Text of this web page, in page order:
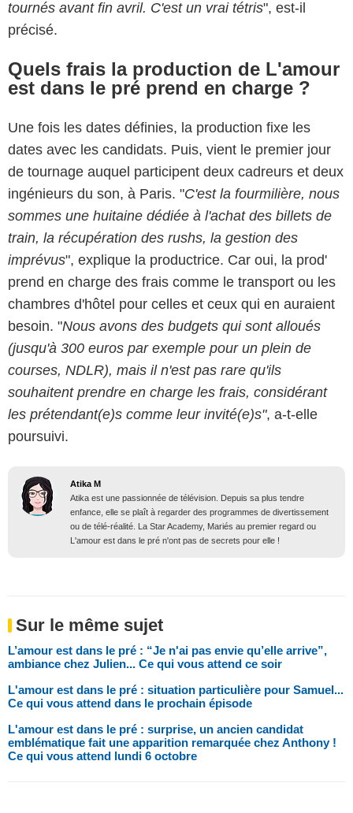
tournés avant fin avril. C'est un vrai tétris", est-il
précisé.
Quels frais la production de L'amour
est dans le pré prend en charge ?
Une fois les dates définies, la production fixe les
dates avec les candidats. Puis, vient le premier jour
de tournage auquel participent deux cadreurs et deux
ingénieurs du son, à Paris. "C'est la fourmilière, nous
sommes une huitaine dédiée à l'achat des billets de
train, la récupération des rushs, la gestion des
imprévus", explique la productrice. Car oui, la prod'
prend en charge des frais comme le transport ou les
chambres d'hôtel pour celles et ceux qui en auraient
besoin. "Nous avons des budgets qui sont alloués
(jusqu'à 300 euros par exemple pour un plein de
courses, NDLR), mais il n'est pas rare qu'ils
souhaitent prendre en charge les frais, considérant
les prétendant(e)s comme leur invité(e)s", a-t-elle
poursuivi.
Atika M
Atika est une passionnée de télévision. Depuis sa plus tendre
enfance, elle se plaît à regarder des programmes de divertissement
ou de télé-réalité. La Star Academy, Mariés au premier regard ou
L'amour est dans le pré n'ont pas de secrets pour elle !
Sur le même sujet
L’amour est dans le pré : “Je n'ai pas envie qu’elle arrive”,
ambiance chez Julien... Ce qui vous attend ce soir
L'amour est dans le pré : situation particulière pour Samuel...
Ce qui vous attend dans le prochain épisode
L'amour est dans le pré : surprise, un ancien candidat
emblématique fait une apparition remarquée chez Anthony !
Ce qui vous attend lundi 6 octobre